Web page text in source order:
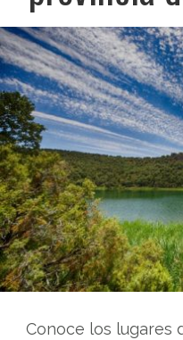
Conoce los lugares